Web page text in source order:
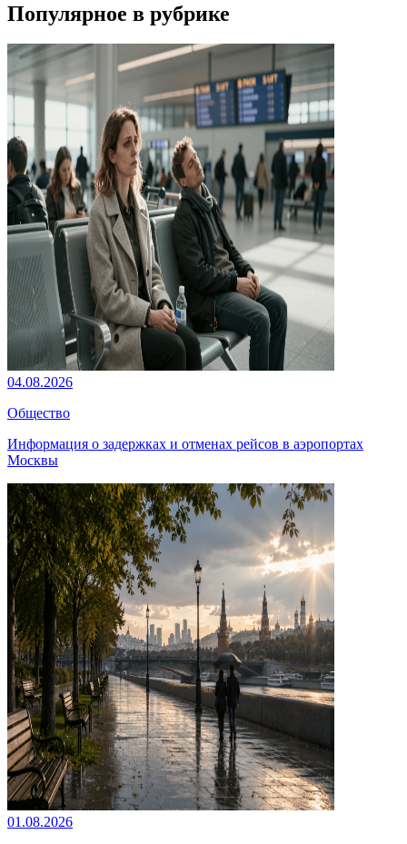
Популярное в рубрике
04.08.2026
Общество
Информация о задержках и отменах рейсов в аэропортах
Москвы
01.08.2026